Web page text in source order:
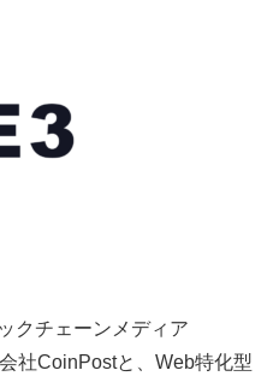
クチェーンメディア
社CoinPostと、Web特化型